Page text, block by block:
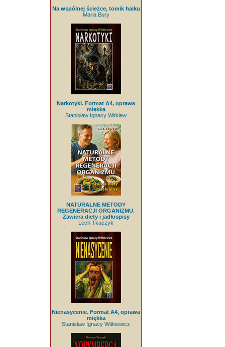
Na wspólnej ścieżce, tomik haiku
Maria Bury
Narkotyki. Format A4, oprawa
miękka
Stanisław Ignacy Witkiew
NATURALNE METODY
REGENERACJI ORGANIZMU.
Zawiera diety i jadłospisy
Lech Tkaczyk
Nienasycenie. Format A4, oprawa
miękka
Stanisław Ignacy Witkiewicz